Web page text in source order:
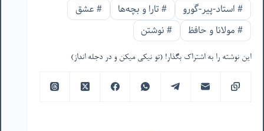
#استاد-پیر-گورو #تارا و بچه‌ها #عشق
#مولانا و حافظ #نوشتن
این نوشته را به اشتراک بگذار! (تو نیکی میکن و در دجله انداز)